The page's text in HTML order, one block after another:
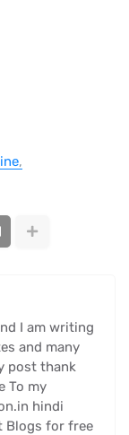
I am writing
and many
post thank
To my
hindi
Blogs for free